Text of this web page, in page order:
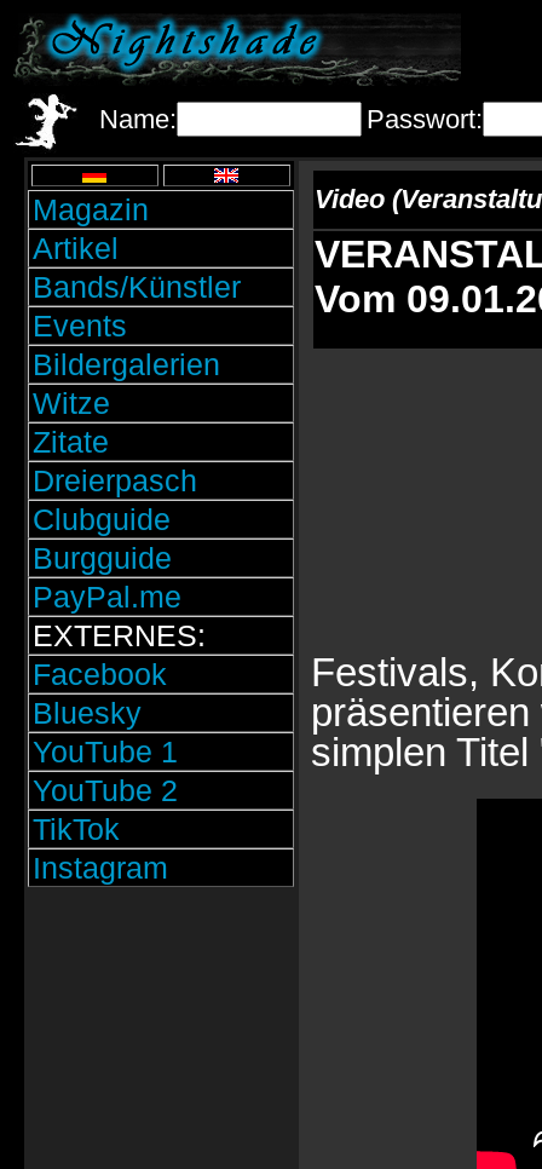
Name: Passwort:
Magazin
Artikel
Bands/Künstler
Events
Bildergalerien
Witze
Zitate
Dreierpasch
Clubguide
Burgguide
PayPal.me
EXTERNES:
Facebook
Bluesky
YouTube 1
YouTube 2
TikTok
Instagram
Video
Vom
Festivals,
simplen Titel